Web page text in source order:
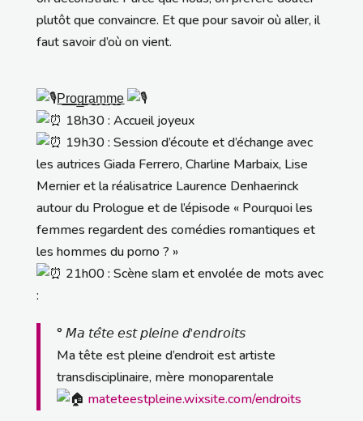
plutôt que convaincre. Et que pour savoir où aller, il
faut savoir d’où on vient.
P̲̲r̲̲o̲̲g̲̲r̲a̲̲m̲̲m̲̲e̲
18h30 : Accueil joyeux
19h30 : Session d’écoute et d’échange avec
les autrices Giada Ferrero, Charline Marbaix, Lise
Mernier et la réalisatrice Laurence Denhaerinck
autour du Prologue et de l’épisode « Pourquoi les
femmes regardent des comédies romantiques et
les hommes du porno ? »
21h00 : Scène slam et envolée de mots avec
:
° 𝘔𝘢 𝘵𝘦̂𝘵𝘦 𝘦𝘴𝘵 𝘱𝘭𝘦𝘪𝘯𝘦 𝘥’𝘦𝘯𝘥𝘳𝘰𝘪𝘵𝘴
Ma tête est pleine d’endroit est artiste
transdisciplinaire, mère monoparentale
mateteestpleine.wixsite.com/endroits